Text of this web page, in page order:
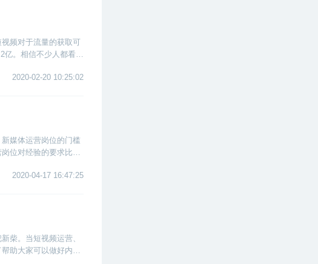
频对于流量的获取可
亿。相信不少人都看到
2020-02-20 10:25:02
媒体运营岗位的门槛
位对经验的要求比较
2020-04-17 16:47:25
柴。当短视频运营、
助大家可以做好内容